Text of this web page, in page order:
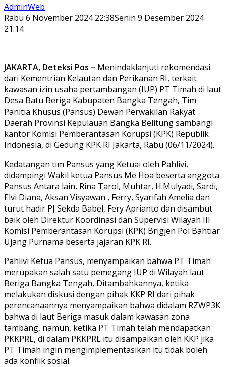
AdminWeb
Rabu 6 November 2024 22:38Senin 9 Desember 2024
21:14
JAKARTA, Deteksi Pos – Menindaklanjuti rekomendasi
dari Kementrian Kelautan dan Perikanan RI, terkait
kawasan izin usaha pertambangan (IUP) PT Timah di laut
Desa Batu Beriga Kabupaten Bangka Tengah, Tim
Panitia Khusus (Pansus) Dewan Perwakilan Rakyat
Daerah Provinsi Kepulauan Bangka Belitung sambangi
kantor Komisi Pemberantasan Korupsi (KPK) Republik
Indonesia, di Gedung KPK RI Jakarta, Rabu (06/11/2024).
Kedatangan tim Pansus yang Ketuai oleh Pahlivi,
didampingi Wakil ketua Pansus Me Hoa beserta anggota
Pansus Antara lain, Rina Tarol, Muhtar, H.Mulyadi, Sardi,
Elvi Diana, Aksan Visyawan , Ferry, Syarifah Amelia dan
turut hadir PJ Sekda Babel, Fery Aprianto dan disambut
baik oleh Direktur Koordinasi dan Supervisi Wilayah III
Komisi Pemberantasan Korupsi (KPK) Brigjen Pol Bahtiar
Ujang Purnama beserta jajaran KPK RI.
Pahlivi Ketua Pansus, menyampaikan bahwa PT Timah
merupakan salah satu pemegang IUP di Wilayah laut
Beriga Bangka Tengah, Ditambahkannya, ketika
melakukan diskusi dengan pihak KKP RI dari pihak
perencanaannya menyampaikan bahwa didalam RZWP3K
bahwa di laut Beriga masuk dalam kawasan zona
tambang, namun, ketika PT Timah telah mendapatkan
PKKPRL, di dalam PKKPRL itu disampaikan oleh KKP jika
PT Timah ingin mengimplementasikan itu tidak boleh
ada konflik sosial.